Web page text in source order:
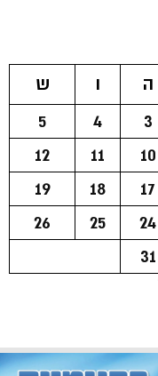
ה ו
ש
3
4
5
10
11
12
17
18
19
24
25
26
31